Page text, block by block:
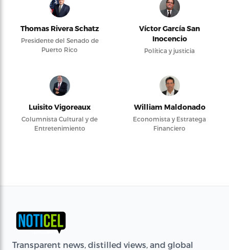
Thomas Rivera Schatz
Presidente del Senado de
Puerto Rico
Víctor García San
Inocencio
Política y justicia
Luisito Vigoreaux
Columnista Cultural y de
Entretenimiento
William Maldonado
Economista y Estratega
Financiero
Transparent news, distilled views, and global